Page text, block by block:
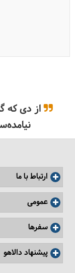
از دی که
ارتباط با ما
عمومی
سفرها
پیشنهاد دالاهو